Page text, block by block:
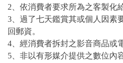
2、依消費者要求所為之客製化
3、過了七天鑑賞其或個人因素
回郵資。
4、經消費者拆封之影音商品或
5、非以有形媒介提供之數位內